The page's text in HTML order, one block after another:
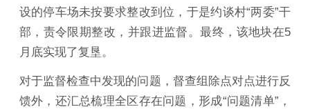
设的停车场未按要求整改到位，于是约谈村“两委”干
部，责令限期整改，并跟进监督。最终，该地块在5
月底实现了复垦。
对于监督检查中发现的问题，督查组除点对点进行反
馈外，还汇总梳理全区存在问题，形成“问题清单”，